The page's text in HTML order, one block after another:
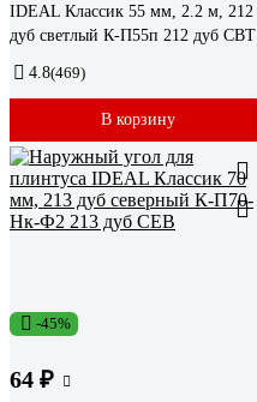
IDEAL Классик 55 мм, 2.2 м, 212
дуб светлый К-П55п 212 дуб СВТ
4.8(469)
В корзину
-45%
64 ₽